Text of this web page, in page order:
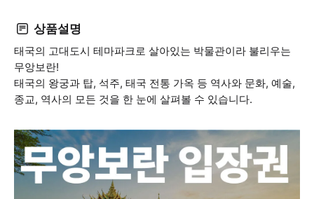
상품설명
태국의 고대도시 테마파크로 살아있는 박물관이라 불리우는
무앙보란!
태국의 왕궁과 탑, 석주, 태국 전통 가옥 등 역사와 문화, 예술,
종교, 역사의 모든 것을 한 눈에 살펴볼 수 있습니다.